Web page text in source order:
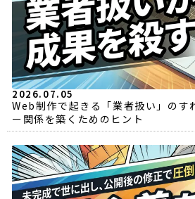
2026.07.05
Web制作で起きる「業者扱い」のす
ー関係を築くためのヒント